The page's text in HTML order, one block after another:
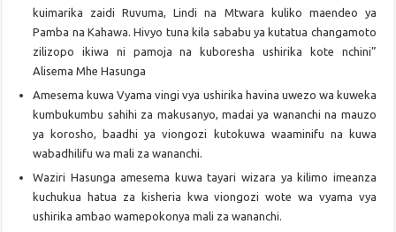
kuimarika zaidi Ruvuma, Lindi na Mtwara kuliko maendeo ya
Pamba na Kahawa. Hivyo tuna kila sababu ya kutatua changamoto
zilizopo ikiwa ni pamoja na kuboresha ushirika kote nchini”
Alisema Mhe Hasunga
Amesema kuwa Vyama vingi vya ushirika havina uwezo wa kuweka
kumbukumbu sahihi za makusanyo, madai ya wananchi na mauzo
ya korosho, baadhi ya viongozi kutokuwa waaminifu na kuwa
wabadhilifu wa mali za wananchi.
Waziri Hasunga amesema kuwa tayari wizara ya kilimo imeanza
kuchukua hatua za kisheria kwa viongozi wote wa vyama vya
ushirika ambao wamepokonya mali za wananchi.